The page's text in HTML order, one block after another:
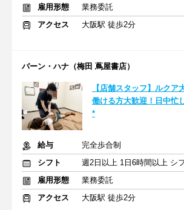
雇用形態
業務委託
アクセス
大阪駅 徒歩2分
バーン・ハナ（梅田 蔦屋書店）
【店舗スタッフ】ルクア
働ける方大歓迎！日中忙
*
給与
完全歩合制
シフト
雇用形態
業務委託
アクセス
大阪駅 徒歩2分